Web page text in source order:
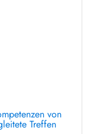
von
Treffen